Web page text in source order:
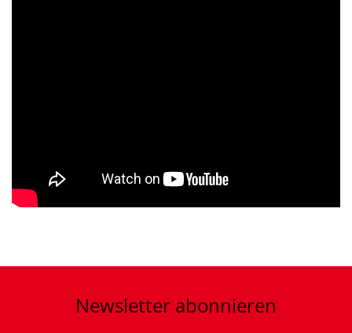
Newsletter abonnieren